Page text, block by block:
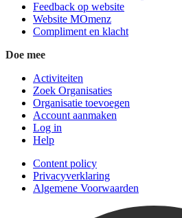
Feedback op website
Website MOmenz
Compliment en klacht
Doe mee
Activiteiten
Zoek Organisaties
Organisatie toevoegen
Account aanmaken
Log in
Help
Content policy
Privacyverklaring
Algemene Voorwaarden